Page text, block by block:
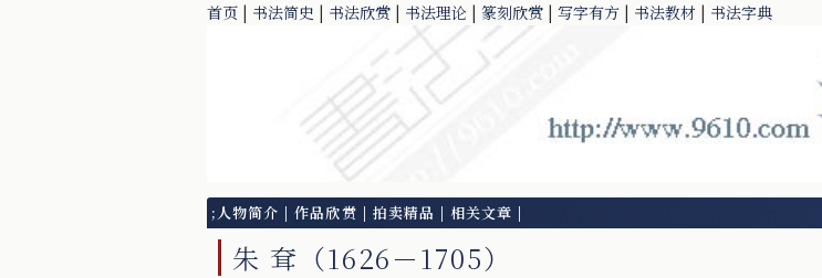
首页 | 书法简史 | 书法欣赏 | 书法理论 | 篆刻欣赏 | 写字有方 | 书法教材 | 书法字典
; 人物简介 |作品欣赏 | 拍卖精品 | 相关文章 |
朱 耷（1626－1705）